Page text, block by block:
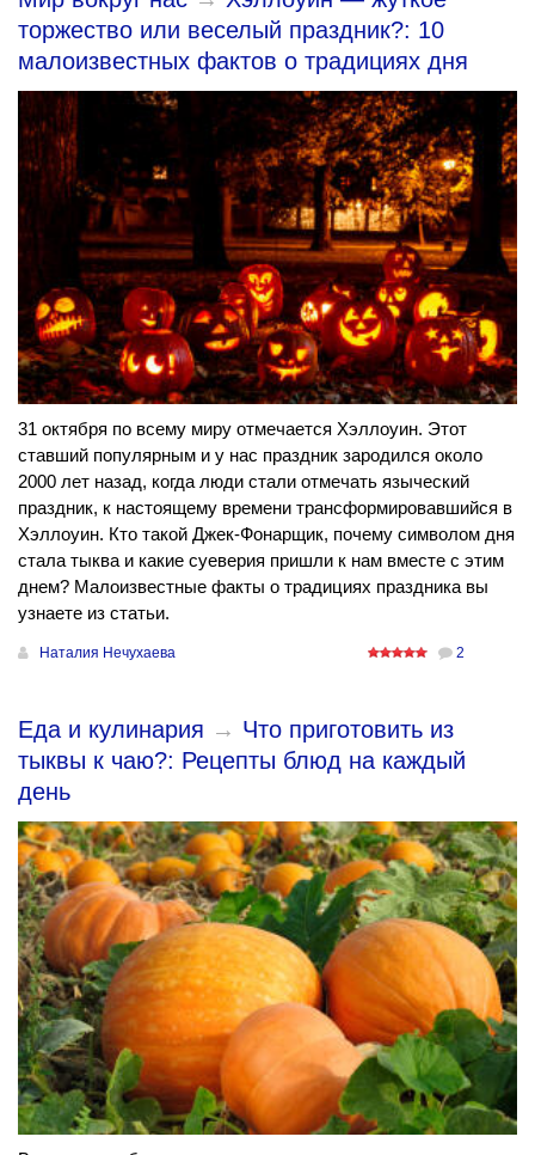
торжество или веселый праздник?: 10
малоизвестных фактов о традициях дня
31 октября по всему миру отмечается Хэллоуин. Этот
ставший популярным и у нас праздник зародился около
2000 лет назад, когда люди стали отмечать языческий
праздник, к настоящему времени трансформировавшийся в
Хэллоуин. Кто такой Джек-Фонарщик, почему символом дня
стала тыква и какие суеверия пришли к нам вместе с этим
днем? Малоизвестные факты о традициях праздника вы
узнаете из статьи.
Наталия Нечухаева 2
Еда и кулинария → Что приготовить из
тыквы к чаю?: Рецепты блюд на каждый
день